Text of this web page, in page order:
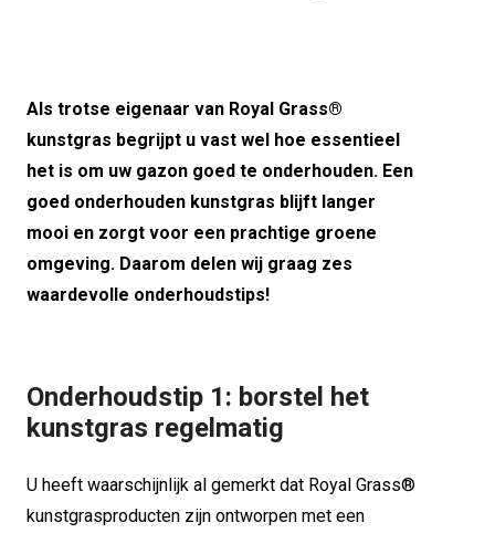
Als trotse eigenaar van Royal Grass®
kunstgras begrijpt u vast wel hoe essentieel
het is om uw gazon goed te onderhouden. Een
goed onderhouden kunstgras blijft langer
mooi en zorgt voor een prachtige groene
omgeving. Daarom delen wij graag zes
waardevolle onderhoudstips!
Onderhoudstip 1: borstel het
kunstgras regelmatig
U heeft waarschijnlijk al gemerkt dat Royal Grass®
kunstgrasproducten zijn ontworpen met een